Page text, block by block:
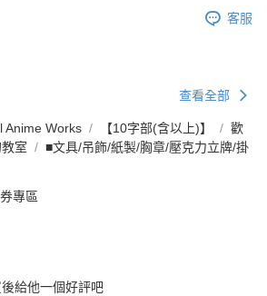
客服
查看全部
Anime Works 【10字部(含以上)】
歡
室
■文具/吊飾/紙製/胸章/壓克力立牌/掛
專區
給他一個好評吧